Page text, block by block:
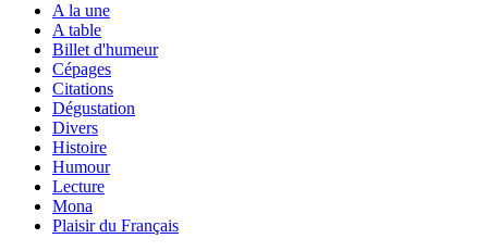
A la une
A table
Billet d'humeur
Cépages
Citations
Dégustation
Divers
Histoire
Humour
Lecture
Mona
Plaisir du Français